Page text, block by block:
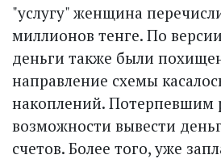
"услугу" женщина
миллионов тенге. По
деньги также были
направление схемы
накоплений. Потерпевшим
возможности вывести
счетов. Более того, уже